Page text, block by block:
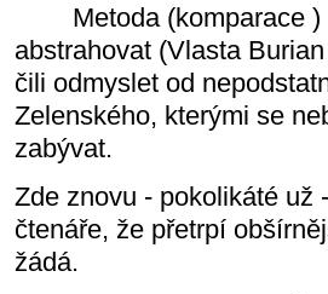
Metoda (komparace )
abstrahovat (Vlasta
čili odmyslet od
Zelenského, kterými se
zabývat.
Zde znovu - pokolikáté už
čtenáře, že přetrpí
žádá.